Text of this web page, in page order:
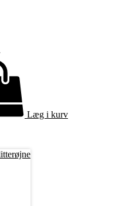
Læg i kurv